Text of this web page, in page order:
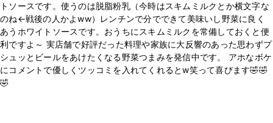
トソースです。使うのは脱脂粉乳（今時はスキムミルクとか横文字な
のね←戦後の人かよww）レンチンで分でできて美味いし野菜に良く
あうホワイトソースです。おうちにスキムミルクを常備しておくと便
利ですよ～ 実店舗で好評だった料理や家族に大反響のあった思わずプ
シュッとビールをあけたくなる野菜つまみを発信中です。 アホなボケ
にコメントで優しくツッコミを入れてくれるとw笑って喜びます🤣🤣
🤣